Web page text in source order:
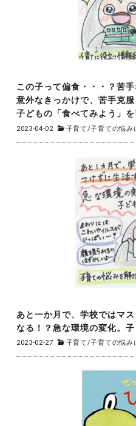
この子って偏食・・・？苦
意外なきっかけで、苦手克
子どもの「食べてみよう」を
2023-04-02 子育て/子育ての悩み
あと一か月で、学校ではマ
なる！？急な環境の変化。
2023-02-27 子育て/子育ての悩み